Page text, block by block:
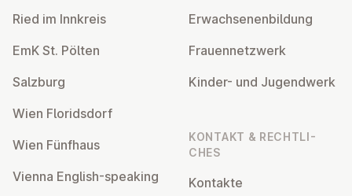
Ried im Innkreis
EmK St. Pölten
Salzburg
Wien Flo­rids­dorf
Wien Fünfhaus
Vienna English-speaking
Er­wach­se­nen­bil­dung
Frau­en­netz­werk
Kinder- und Ju­gend­werk
KONTAKT & RECHT­LI­
CHES
Kontakte